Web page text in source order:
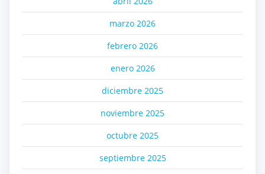
marzo 2026
febrero 2026
enero 2026
diciembre 2025
noviembre 2025
octubre 2025
septiembre 2025